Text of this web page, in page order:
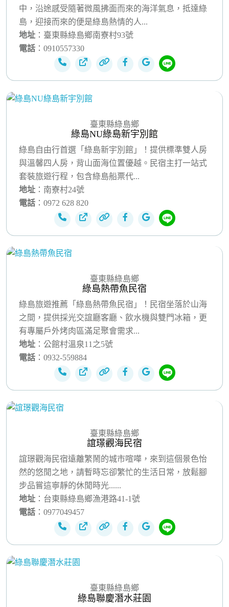
中，沿途感受隨著微風拂面而來的海洋氣息，抵達綠
島，迎接而來的便是綠島熱情的人...
地址 ：臺東縣綠島鄉南寮村93號
電話 ：0910557330
臺東縣綠島鄉
綠島NU綠島新宇別館
綠島自由行首選「綠島新宇別館」！提供標準雙人房
與溫馨四人房，背山面海位置優越。民宿主打一站式
套裝旅遊行程，包含綠島船票代...
地址 ：南寮村24號
電話 ：0972 628 820
臺東縣綠島鄉
綠島熱帶魚民宿
綠島旅遊推薦「綠島熱帶魚民宿」！民宿坐落於山海
之間，提供採光交誼廳客廳、飲水機與雙門冰箱，更
有專屬戶外烤肉區滿足聚會需求...
地址 ：公館村溫泉11之5號
電話 ：0932-559884
臺東縣綠島鄉
誼璟觀海民宿
誼璟觀海民宿遠離繁鬧的城市喧嘩，來到這個景色怡
然的悠閒之地，請暫時忘卻繁忙的生活日常，放鬆腳
步品嘗這寧靜的休閒時光......
地址 ：台東縣綠島鄉漁港路41-1號
電話 ：0977049457
臺東縣綠島鄉
綠島聯慶潛水莊園